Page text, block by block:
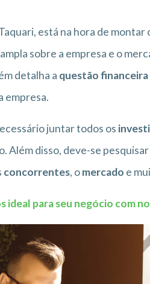
está na hora de montar
sobre a empresa e o
detalha a questão financeira
empresa.
juntar todos os
Além disso, deve-se
concorrentes, omercado e
ideal para seu negócio com